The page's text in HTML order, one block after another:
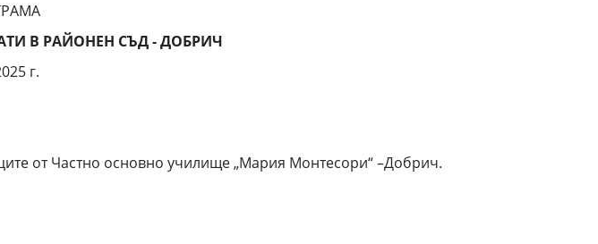
В РАЙОНЕН СЪД - ДОБРИЧ
г.
от Частно основно училище „Мария Монтесори“ –Добрич.